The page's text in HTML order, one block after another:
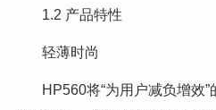
1.2 产品特性
轻薄时尚
HP560将“为用户减负增效”